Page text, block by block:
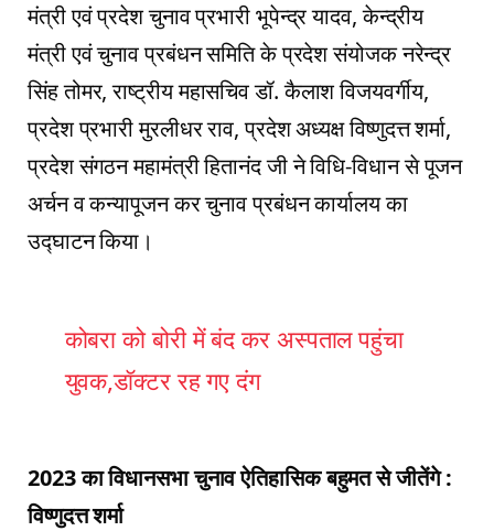
मंत्री एवं प्रदेश चुनाव प्रभारी भूपेन्द्र यादव, केन्द्रीय
मंत्री एवं चुनाव प्रबंधन समिति के प्रदेश संयोजक नरेन्द्र
सिंह तोमर, राष्ट्रीय महासचिव डॉ. कैलाश विजयवर्गीय,
प्रदेश प्रभारी मुरलीधर राव, प्रदेश अध्यक्ष विष्णुदत्त शर्मा,
प्रदेश संगठन महामंत्री हितानंद जी ने विधि-विधान से पूजन
अर्चन व कन्यापूजन कर चुनाव प्रबंधन कार्यालय का
उद्घाटन किया।
कोबरा को बोरी में बंद कर अस्पताल पहुंचा
युवक,डॉक्टर रह गए दंग
2023 का विधानसभा चुनाव ऐतिहासिक बहुमत से जीतेंगे :
विष्णुदत्त शर्मा